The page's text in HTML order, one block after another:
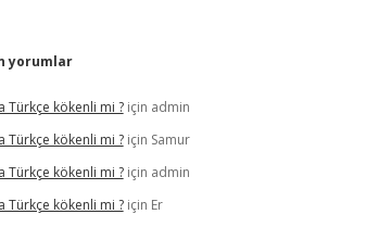
yorumlar
Türkçe kökenli mi ?için admin
Türkçe kökenli mi ?için Samur
Türkçe kökenli mi ?için admin
Türkçe kökenli mi ?için Er